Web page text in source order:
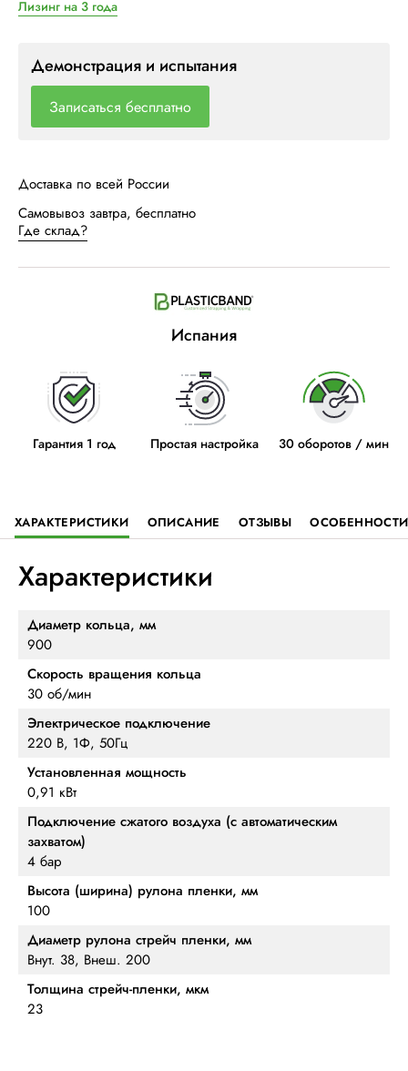
Испания
Гарантия 1 год Простая настройка 30 оборотов / мин
Лизинг на 3 года
Демонстрация и испытания
Записаться бесплатно
Доставка по всей России
Самовывоз завтра, бесплатно
Где склад?
ХАРАКТЕРИСТИКИ ОПИСАНИЕ ОТЗЫВЫ ОСОБЕННОСТИ
Характеристики
Диаметр кольца, мм
900
Скорость вращения кольца
30 об/мин
Электрическое подключение
220 В, 1Ф, 50Гц
Установленная мощность
0,91 кВт
Подключение сжатого воздуха (с автоматическим
захватом)
4 бар
Высота (ширина) рулона пленки, мм
100
Диаметр рулона стрейч пленки, мм
Внут. 38, Внеш. 200
Толщина стрейч-пленки, мкм
23